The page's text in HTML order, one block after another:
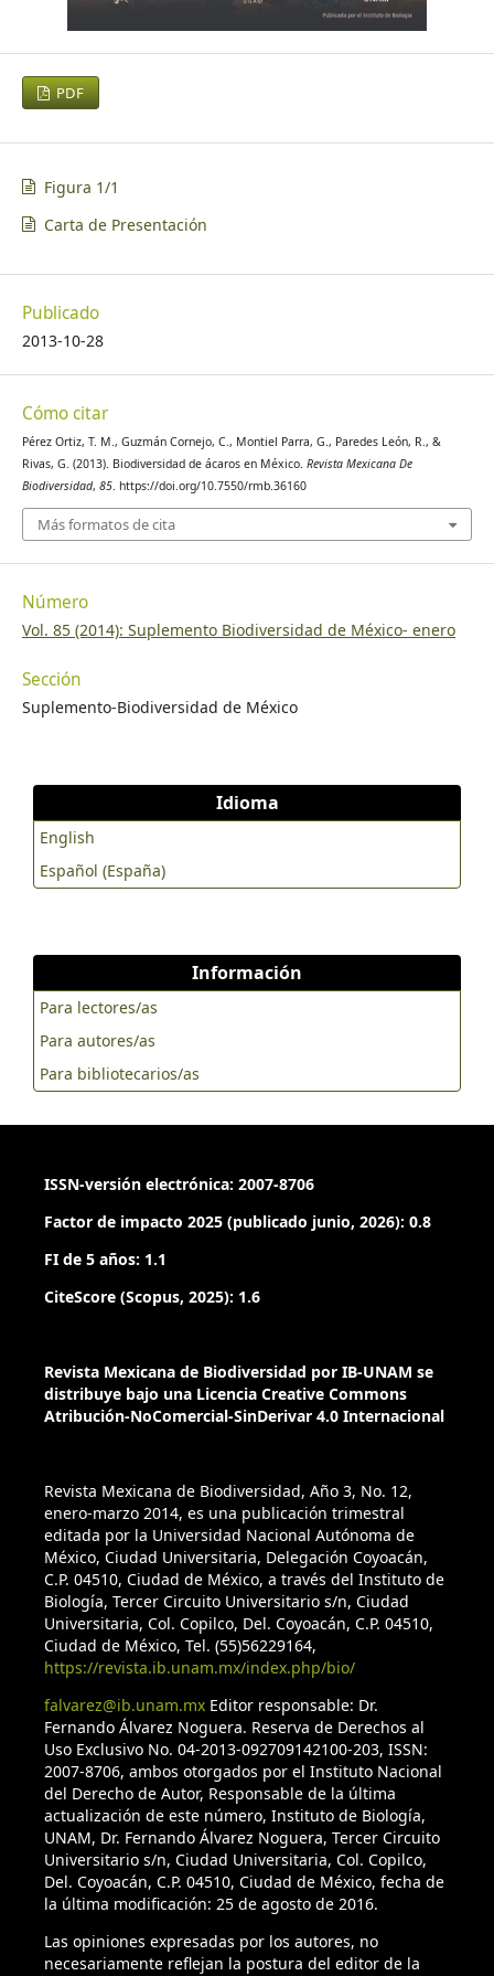
PDF
Figura 1/1
Carta de Presentación
Publicado
2013-10-28
Cómo citar
Pérez Ortiz, T. M., Guzmán Cornejo, C., Montiel Parra, G., Paredes León, R., &
Rivas, G. (2013). Biodiversidad de ácaros en México. Revista Mexicana De
Biodiversidad, 85. https://doi.org/10.7550/rmb.36160
Más formatos de cita
Número
Vol. 85 (2014): Suplemento Biodiversidad de México- enero
Sección
Suplemento-Biodiversidad de México
Idioma
English
Español (España)
Información
Para lectores/as
Para autores/as
Para bibliotecarios/as
ISSN-versión electrónica: 2007-8706
Factor de impacto 2025 (publicado junio, 2026): 0.8
FI de 5 años: 1.1
CiteScore (Scopus, 2025): 1.6
Revista Mexicana de Biodiversidad por IB-UNAM se
distribuye bajo una Licencia Creative Commons
Atribución-NoComercial-SinDerivar 4.0 Internacional
Revista Mexicana de Biodiversidad, Año 3, No. 12,
enero-marzo 2014, es una publicación trimestral
editada por la Universidad Nacional Autónoma de
México, Ciudad Universitaria, Delegación Coyoacán,
C.P. 04510, Ciudad de México, a través del Instituto de
Biología, Tercer Circuito Universitario s/n, Ciudad
Universitaria, Col. Copilco, Del. Coyoacán, C.P. 04510,
Ciudad de México, Tel. (55)56229164,
https://revista.ib.unam.mx/index.php/bio/
falvarez@ib.unam.mxEditor responsable: Dr.
Fernando Álvarez Noguera. Reserva de Derechos al
Uso Exclusivo No. 04-2013-092709142100-203, ISSN:
2007-8706, ambos otorgados por el Instituto Nacional
del Derecho de Autor, Responsable de la última
actualización de este número, Instituto de Biología,
UNAM, Dr. Fernando Álvarez Noguera, Tercer Circuito
Universitario s/n, Ciudad Universitaria, Col. Copilco,
Del. Coyoacán, C.P. 04510, Ciudad de México, fecha de
la última modificación: 25 de agosto de 2016.
Las opiniones expresadas por los autores, no
necesariamente reflejan la postura del editor de la